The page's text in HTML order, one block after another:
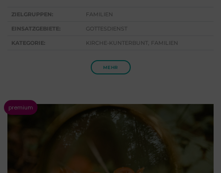
ZIELGRUPPEN: FAMILIEN
EINSATZGEBIETE: GOTTESDIENST
KATEGORIE: KIRCHE-KUNTERBUNT, FAMILIEN
MEHR